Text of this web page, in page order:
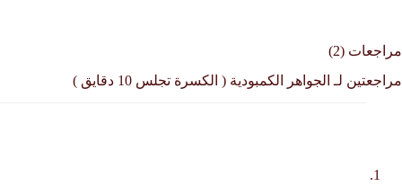
مراجعات (2)
مراجعتين لـ الجواهر الكمبودية ( الكسرة تجلس 10 دقايق )